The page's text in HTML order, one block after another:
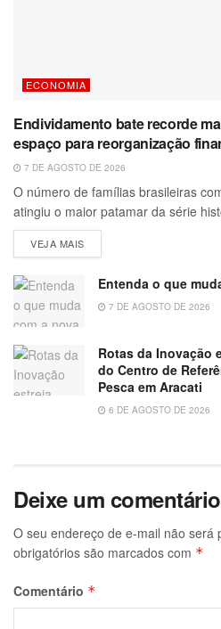
ECONOMIA
Endividamento bate recorde
espaço para reorganização
7 DE AGOSTO DE 2026
O número de famílias brasileiras
atingiu o maior patamar da série
VEJA MAIS
Entenda o que
7 DE AGOSTO DE 2026
Rotas da Inovação
do Centro de
Pesca em Aracati
6 DE AGOSTO DE 2026
Deixe um comentário
O seu endereço de e-mail não será
obrigatórios são marcados com *
Comentário *